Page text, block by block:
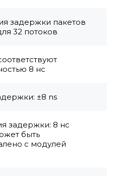
задержки пакетов
32 потоков
8 нс
±8 ns
задержки: 8 нс
быть
с модулей